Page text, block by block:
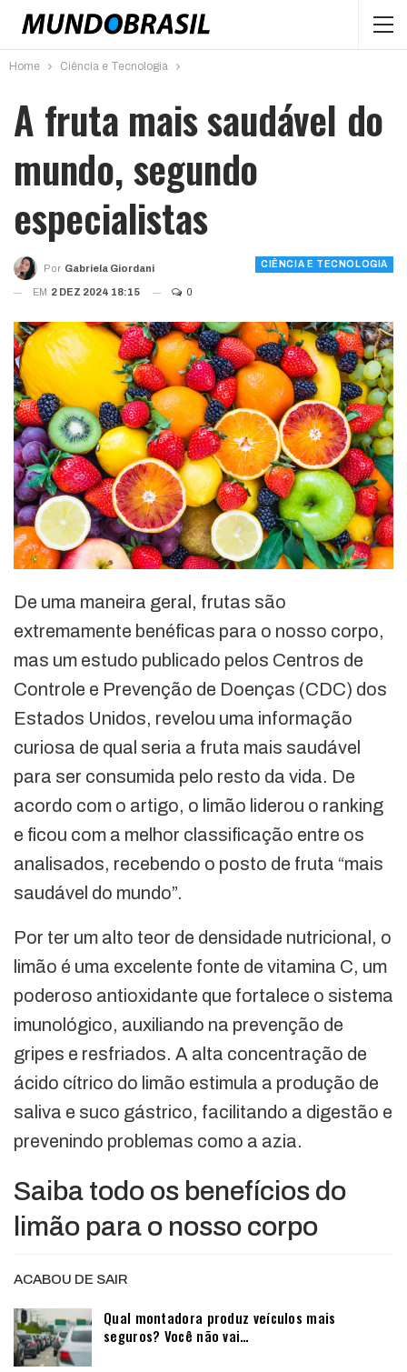
Home Ciência e Tecnologia
A fruta mais saudável do
mundo, segundo
especialistas
CIÊNCIA E TECNOLOGIA
Por Gabriela Giordani
EM 2 DEZ 2024 18:15 0
De uma maneira geral, frutas são
extremamente benéficas para o nosso corpo,
mas um estudo publicado pelos Centros de
Controle e Prevenção de Doenças (CDC) dos
Estados Unidos, revelou uma informação
curiosa de qual seria a fruta mais saudável
para ser consumida pelo resto da vida. De
acordo com o artigo, o limão liderou o ranking
e ficou com a melhor classificação entre os
analisados, recebendo o posto de fruta “mais
saudável do mundo”.
Por ter um alto teor de densidade nutricional, o
limão é uma excelente fonte de vitamina C, um
poderoso antioxidante que fortalece o sistema
imunológico, auxiliando na prevenção de
gripes e resfriados. A alta concentração de
ácido cítrico do limão estimula a produção de
saliva e suco gástrico, facilitando a digestão e
prevenindo problemas como a azia.
Saiba todo os benefícios do
limão para o nosso corpo
ACABOU DE SAIR
Qual montadora produz veículos mais
seguros? Você não vai…